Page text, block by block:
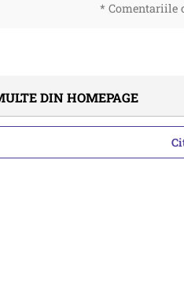
* Comentariile
DIN HOMEPAGE